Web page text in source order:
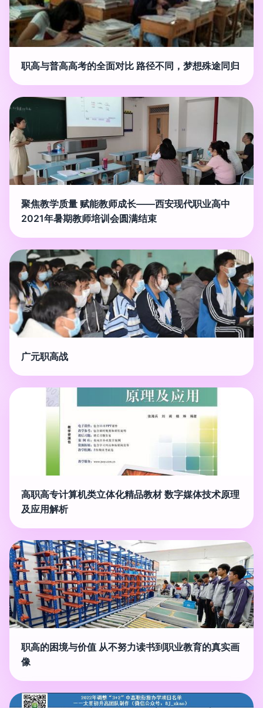
职高与普高高考的全面对比 路径不同，梦想殊途同归
聚焦教学质量 赋能教师成长——西安现代职业高中
2021年暑期教师培训会圆满结束
广元职高战
高职高专计算机类立体化精品教材 数字媒体技术原理
及应用解析
职高的困境与价值 从不努力读书到职业教育的真实画
像